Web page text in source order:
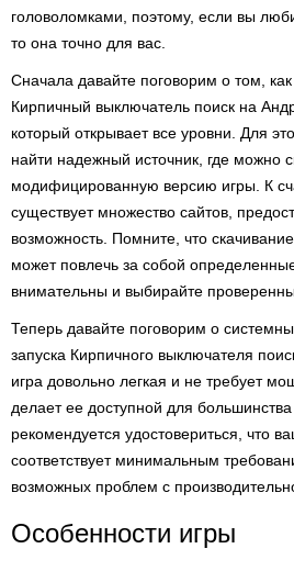
головоломками, поэтому, если вы
то она точно для вас.
Сначала давайте поговорим о том,
Кирпичный выключатель поиск на
который открывает все уровни. Для
найти надежный источник, где можно
модифицированную версию игры. К
существует множество сайтов,
возможность. Помните, что
может повлечь за собой
внимательны и выбирайте
Теперь давайте поговорим о
запуска Кирпичного выключателя
игра довольно легкая и не требует
делает ее доступной для большинства
рекомендуется удостовериться, что
соответствует минимальным
возможных проблем с
Особенности игры